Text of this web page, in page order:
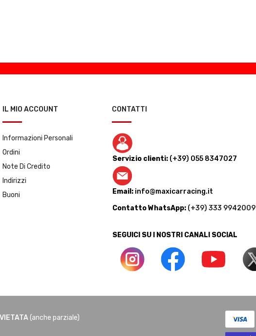
IL MIO ACCOUNT
Informazioni Personali
Ordini
Note Di Credito
Indirizzi
Buoni
CONTATTI
Servizio clienti: (+39) 055 8347027
Email: info@maxicarracing.it
Contatto WhatsApp: (+39) 333 9942009
SEGUICI SU I NOSTRI CANALI SOCIAL
VIETATA(anche parziale)